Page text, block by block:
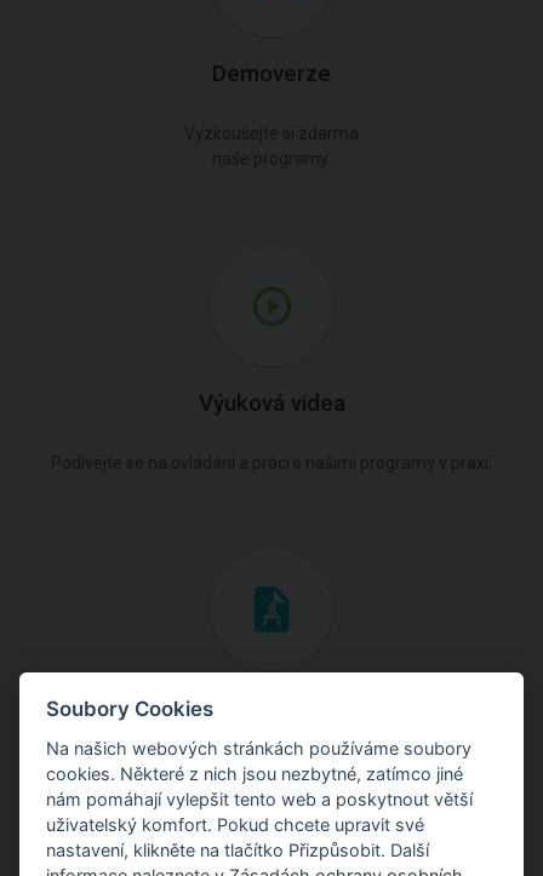
Demoverze
Výuková videa
Inženýrské manuály
Stáhněte si manuály s teoretickými i praktickými ukázkami
použití programů.
Soubory Cookies
Na našich webových stránkách používáme soubory
cookies. Některé z nich jsou nezbytné, zatímco jiné
nám pomáhají vylepšit tento web a poskytnout větší
uživatelský komfort. Pokud chcete upravit své
nastavení, klikněte na tlačítko Přizpůsobit. Další